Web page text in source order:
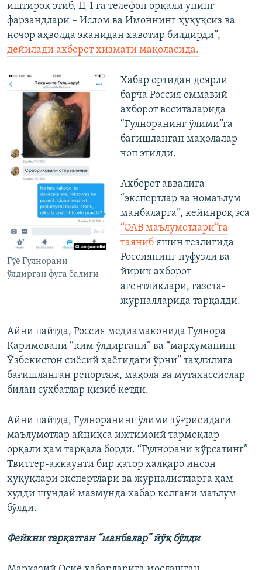
иштирок этиб, Ц-1 га телефон орқали унинг
фарзандлари – Ислом ва Имоннинг ҳуқуқсиз ва
ночор аҳволда эканидан хавотир билдирди”,
дейилади ахборот хизмати мақоласида.
Гўё Гулнорани
ўлдирган фуга балиғи
Хабар ортидан деярли
барча Россия оммавий
ахборот воситаларида
“Гулноранинг ўлими”га
бағишланган мақолалар
чоп этилди.
Ахборот аввалига
“экспертлар ва номаълум
манбаларга”, кейинроқ эса
“ОАВ маълумотлари”га
таяниб яшин тезлигида
Россиянинг нуфузли ва
йирик ахборот
агентликлари, газета-
журналларида тарқалди.
Айни пайтда, Россия медиамаконида Гулнора
Каримовани “ким ўлдиргани” ва “марҳуманинг
Ўзбекистон сиёсий ҳаётидаги ўрни” таҳлилига
бағишланган репортаж, мақола ва мутахассислар
билан суҳбатлар қизиб кетди.
Айни пайтда, Гулноранинг ўлими тўғрисидаги
маълумотлар айниқса ижтимоий тармоқлар
орқали ҳам тарқала борди. “Гулнорани кўрсатинг”
Твиттер-аккаунти бир қатор халқаро инсон
ҳуқуқлари экспертлари ва журналистларга ҳам
худди шундай мазмунда хабар келгани маълум
бўлди.
Фейкни тарқатган “манбалар” йўқ бўлди